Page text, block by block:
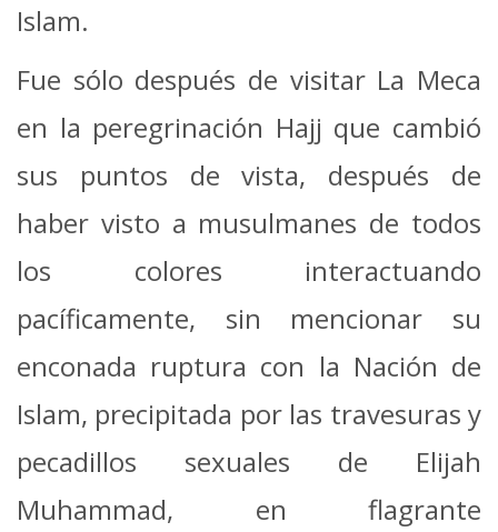
Islam.
Fue sólo después de visitar La Meca
en la peregrinación Hajj que cambió
sus puntos de vista, después de
haber visto a musulmanes de todos
los colores interactuando
pacíficamente, sin mencionar su
enconada ruptura con la Nación de
Islam, precipitada por las travesuras y
pecadillos sexuales de Elijah
Muhammad, en flagrante